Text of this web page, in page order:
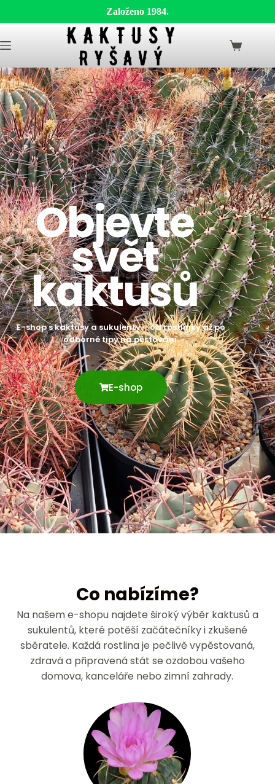
Založeno 1984.
Objevte
svět
kaktusů
E-shop s kaktusy a sukulenty – od rostlinky až po
odborné tipy na pěstování.
E-shop
Co nabízíme?
Na našem e-shopu najdete široký výběr kaktusů a
sukulentů, které potěší začátečníky i zkušené
sběratele. Každá rostlina je pečlivě vypěstovaná,
zdravá a připravená stát se ozdobou vašeho
domova, kanceláře nebo zimní zahrady.